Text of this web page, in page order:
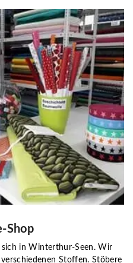
Shop
in Winterthur-Seen. Wir
Stoffen. Stöbere